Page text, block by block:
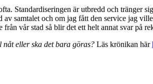
Standardiseringen är utbredd och tränger
samtalet och om jag fått den service jag
vår stad så blir det ett helt annat svar på
nåt eller ska det bara göras? Läs krönikan här